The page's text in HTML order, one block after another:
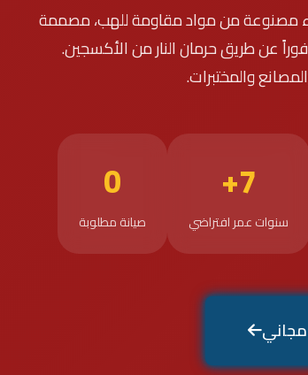
مصنوعة من مواد مقاومة للهب، مصممة
عن طريق حرمان النار من الأكسجين.
والمختبرات.
7+
سنوات عمر افتراضي
0
صيانة مطلوبة